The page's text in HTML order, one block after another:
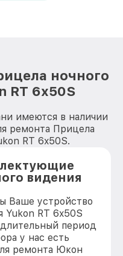
ночного
RT 6x50S
имеются в наличии
ремонта Прицела
RT 6x50S.
видения
Ваше устройство
Yukon RT 6x50S
период
у нас есть
ремонта Юкон